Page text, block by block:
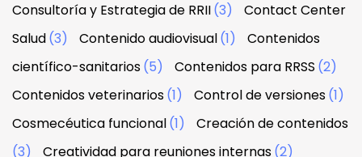
Consultoría y Estrategia de RRII(3)
Contact Center
Salud(3) Contenido audiovisual(1)
Contenidos
científico-sanitarios(5) Contenidos para RRSS (2)
Contenidos veterinarios(1) Control de versiones(1)
Cosmecéutica funcional(1)
Creación de contenidos
(3)
Creatividad para reuniones internas(2)